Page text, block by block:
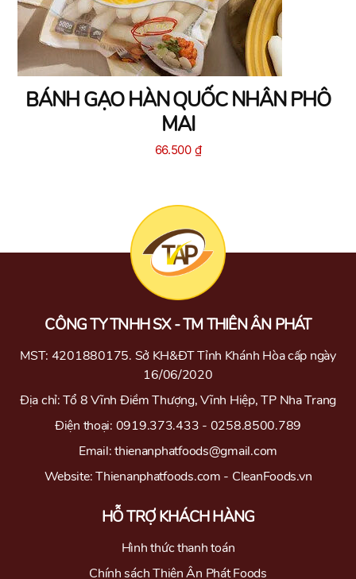
BÁNH GẠO HÀN QUỐC NHÂN PHÔ
MAI
66.500 ₫
CÔNG TY TNHH SX - TM THIÊN ÂN PHÁT
MST: 4201880175. Sở KH&ĐT Tỉnh Khánh Hòa cấp ngày
16/06/2020
Địa chỉ: Tổ 8 Vĩnh Điềm Thượng, Vĩnh Hiệp, TP Nha Trang
Điện thoại: 0919.373.433 - 0258.8500.789
Email: thienanphatfoods@gmail.com
Website: Thienanphatfoods.com - CleanFoods.vn
HỖ TRỢ KHÁCH HÀNG
Hình thức thanh toán
Chính sách Thiên Ân Phát Foods